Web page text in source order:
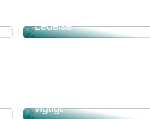
Ledelse
vigtigt